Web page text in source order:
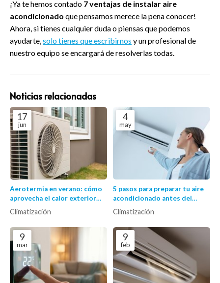
¡Ya te hemos contado 7 ventajas de instalar aire
acondicionado que pensamos merece la pena conocer!
Ahora, si tienes cualquier duda o piensas que podemos
ayudarte,solo tienes que escribirnos y un profesional de
nuestro equipo se encargará de resolverlas todas.
Noticias relacionadas
17
jun
Aerotermia en verano: cómo
aprovecha el calor exterior
para refrigerar
eficientemente
Climatización
4
may
5 pasos para preparar tu aire
acondicionado antes del
verano
Climatización
9
mar
9
feb